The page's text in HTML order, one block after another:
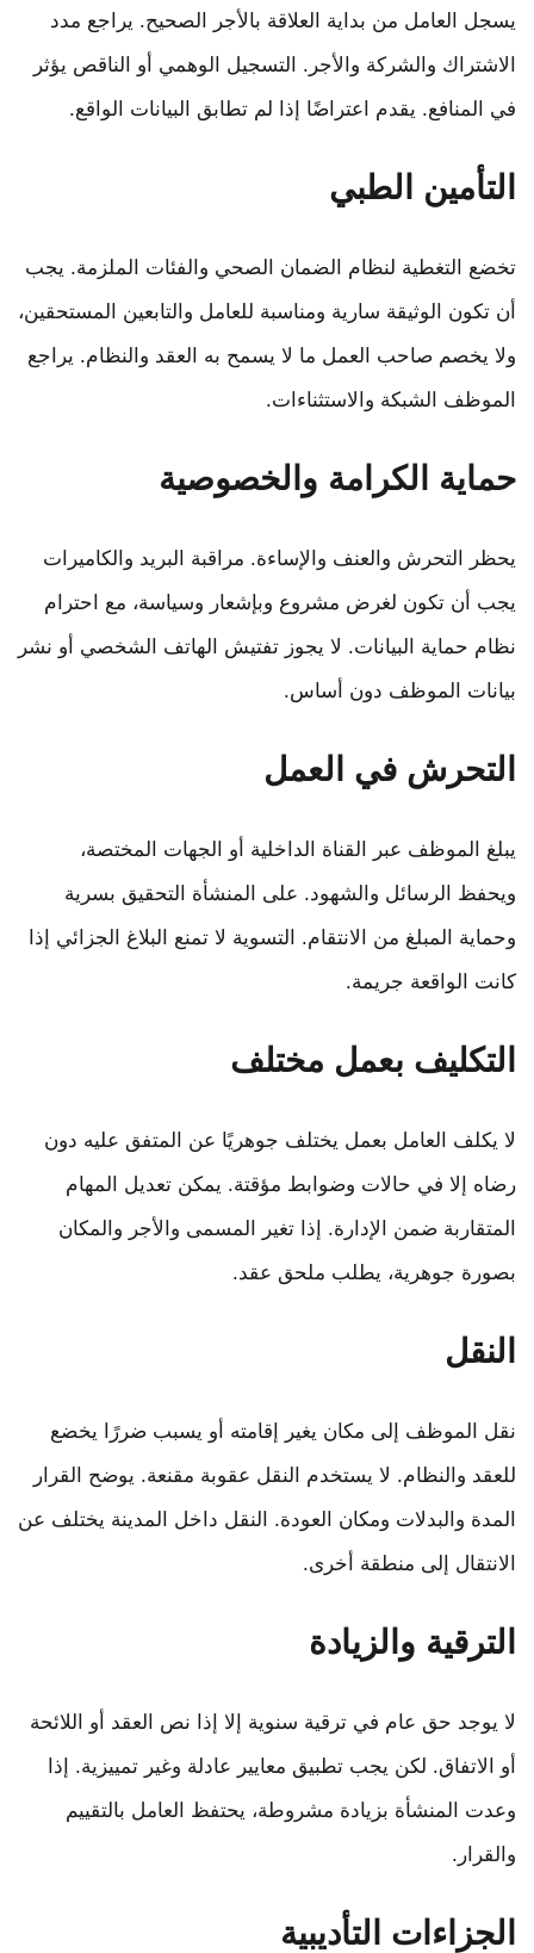
يسجل العامل من بداية العلاقة بالأجر الصحيح. يراجع مدد
الاشتراك والشركة والأجر. التسجيل الوهمي أو الناقص يؤثر
في المنافع. يقدم اعتراضًا إذا لم تطابق البيانات الواقع.
التأمين الطبي
تخضع التغطية لنظام الضمان الصحي والفئات الملزمة. يجب
أن تكون الوثيقة سارية ومناسبة للعامل والتابعين المستحقين،
ولا يخصم صاحب العمل ما لا يسمح به العقد والنظام. يراجع
الموظف الشبكة والاستثناءات.
حماية الكرامة والخصوصية
يحظر التحرش والعنف والإساءة. مراقبة البريد والكاميرات
يجب أن تكون لغرض مشروع وبإشعار وسياسة، مع احترام
نظام حماية البيانات. لا يجوز تفتيش الهاتف الشخصي أو نشر
بيانات الموظف دون أساس.
التحرش في العمل
يبلغ الموظف عبر القناة الداخلية أو الجهات المختصة،
ويحفظ الرسائل والشهود. على المنشأة التحقيق بسرية
وحماية المبلغ من الانتقام. التسوية لا تمنع البلاغ الجزائي إذا
كانت الواقعة جريمة.
التكليف بعمل مختلف
لا يكلف العامل بعمل يختلف جوهريًا عن المتفق عليه دون
رضاه إلا في حالات وضوابط مؤقتة. يمكن تعديل المهام
المتقاربة ضمن الإدارة. إذا تغير المسمى والأجر والمكان
بصورة جوهرية، يطلب ملحق عقد.
النقل
نقل الموظف إلى مكان يغير إقامته أو يسبب ضررًا يخضع
للعقد والنظام. لا يستخدم النقل عقوبة مقنعة. يوضح القرار
المدة والبدلات ومكان العودة. النقل داخل المدينة يختلف عن
الانتقال إلى منطقة أخرى.
الترقية والزيادة
لا يوجد حق عام في ترقية سنوية إلا إذا نص العقد أو اللائحة
أو الاتفاق. لكن يجب تطبيق معايير عادلة وغير تمييزية. إذا
وعدت المنشأة بزيادة مشروطة، يحتفظ العامل بالتقييم
والقرار.
الجزاءات التأديبية